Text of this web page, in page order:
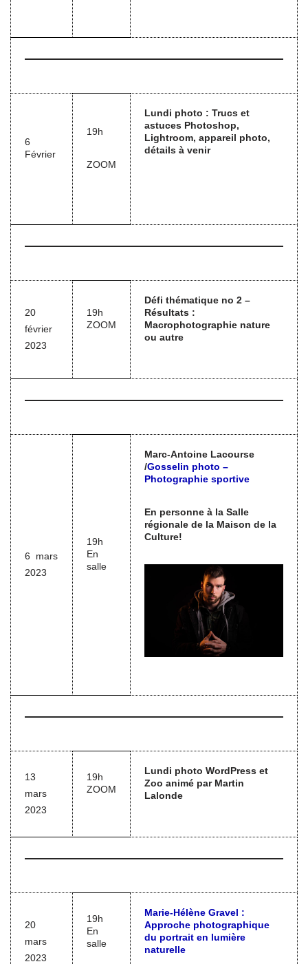
6
Février
19h
ZOOM
Lundi photo : Trucs et
astuces Photoshop,
Lightroom, appareil photo,
détails à venir
20
février
2023
19h
ZOOM
Défi thématique no 2 –
Résultats :
Macrophotographie nature
ou autre
6 mars
2023
19h
En
salle
Marc-Antoine Lacourse
/Gosselin photo –
Photographie sportive
En personne à la Salle
régionale de la Maison de la
Culture!
13
mars
2023
19h
ZOOM
Lundi photo WordPress et
Zoo animé par Martin
Lalonde
20
mars
2023
19h
En
salle
Marie-Hélène Gravel :
Approche photographique
du portrait en lumière
naturelle